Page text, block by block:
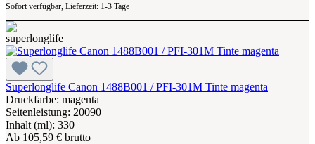
Sofort verfügbar, Lieferzeit: 1-3 Tage
Superlonglife Canon 1488B001 / PFI-301M Tinte magenta
Druckfarbe: magenta
Seitenleistung: 20090
Inhalt (ml): 330
Ab 105,59 € brutto